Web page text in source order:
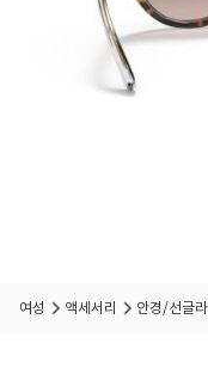
여성 액세서리 안경/선글